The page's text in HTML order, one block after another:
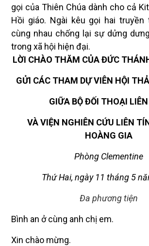
gọi của Thiên Chúa dành cho cả
Hồi giáo. Ngài kêu gọi hai truyền
cùng nhau chống lại sự dửng
trong xã hội hiện đại.
LỜI CHÀO THĂM CỦA ĐỨC
GỬI CÁC THAM DỰ VIÊN HỘI
GIỮA BỘ ĐỐI THOẠI
VÀ VIỆN NGHIÊN CỨU LIÊN
HOÀNG GIA
Phòng Clementine
Thứ Hai, ngày 11 tháng 5
Đa phương tiện
Bình an ở cùng anh chị em.
Xin chào mừng.